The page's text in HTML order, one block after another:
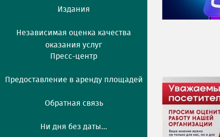
Издания
Независимая оценка качества
оказания услуг
Пресс-центр
Предоставление в аренду площадей
Обратная связь
Ни дня без даты...